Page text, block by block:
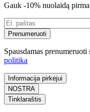
Gauk -10% nuolaidą
Prenumeruoti
Spausdamas
politika
Informacija pirkėjui
NOSTRA
Tinklaraštis